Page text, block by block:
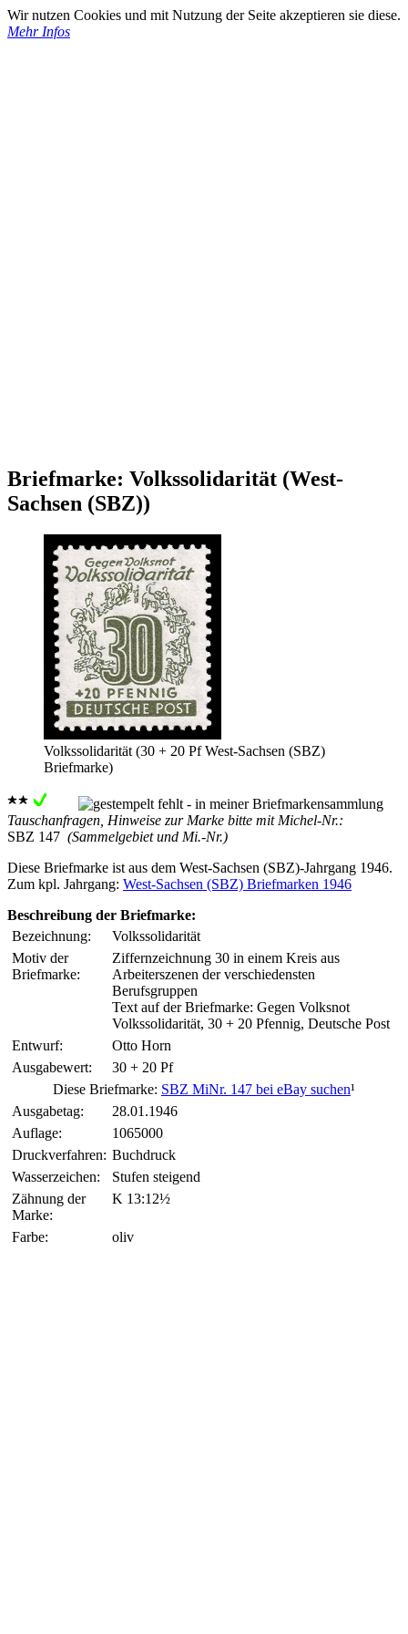
Wir nutzen Cookies und mit Nutzung der Seite akzeptieren sie diese.
Mehr Infos
Briefmarke: Volkssolidarität (West-
Sachsen (SBZ))
Volkssolidarität (30 + 20 Pf West-Sachsen (SBZ)
Briefmarke)
Tauschanfragen, Hinweise zur Marke bitte mit Michel-Nr.:
SBZ 147 (Sammelgebiet und Mi.-Nr.)
Diese Briefmarke ist aus dem West-Sachsen (SBZ)-Jahrgang 1946.
Zum kpl. Jahrgang: West-Sachsen (SBZ) Briefmarken 1946
Beschreibung der Briefmarke:
Bezeichnung:
Volkssolidarität
Motiv der
Briefmarke:
Ziffernzeichnung 30 in einem Kreis aus
Arbeiterszenen der verschiedensten
Berufsgruppen
Text auf der Briefmarke: Gegen Volksnot
Volkssolidarität, 30 + 20 Pfennig, Deutsche Post
Entwurf:
Otto Horn
Ausgabewert:
30 + 20 Pf
Diese Briefmarke: SBZ MiNr. 147 bei eBay suchen¹
Ausgabetag:
28.01.1946
Auflage:
1065000
Druckverfahren: Buchdruck
Wasserzeichen:
Stufen steigend
Zähnung der
Marke:
K 13:12½
Farbe: oliv